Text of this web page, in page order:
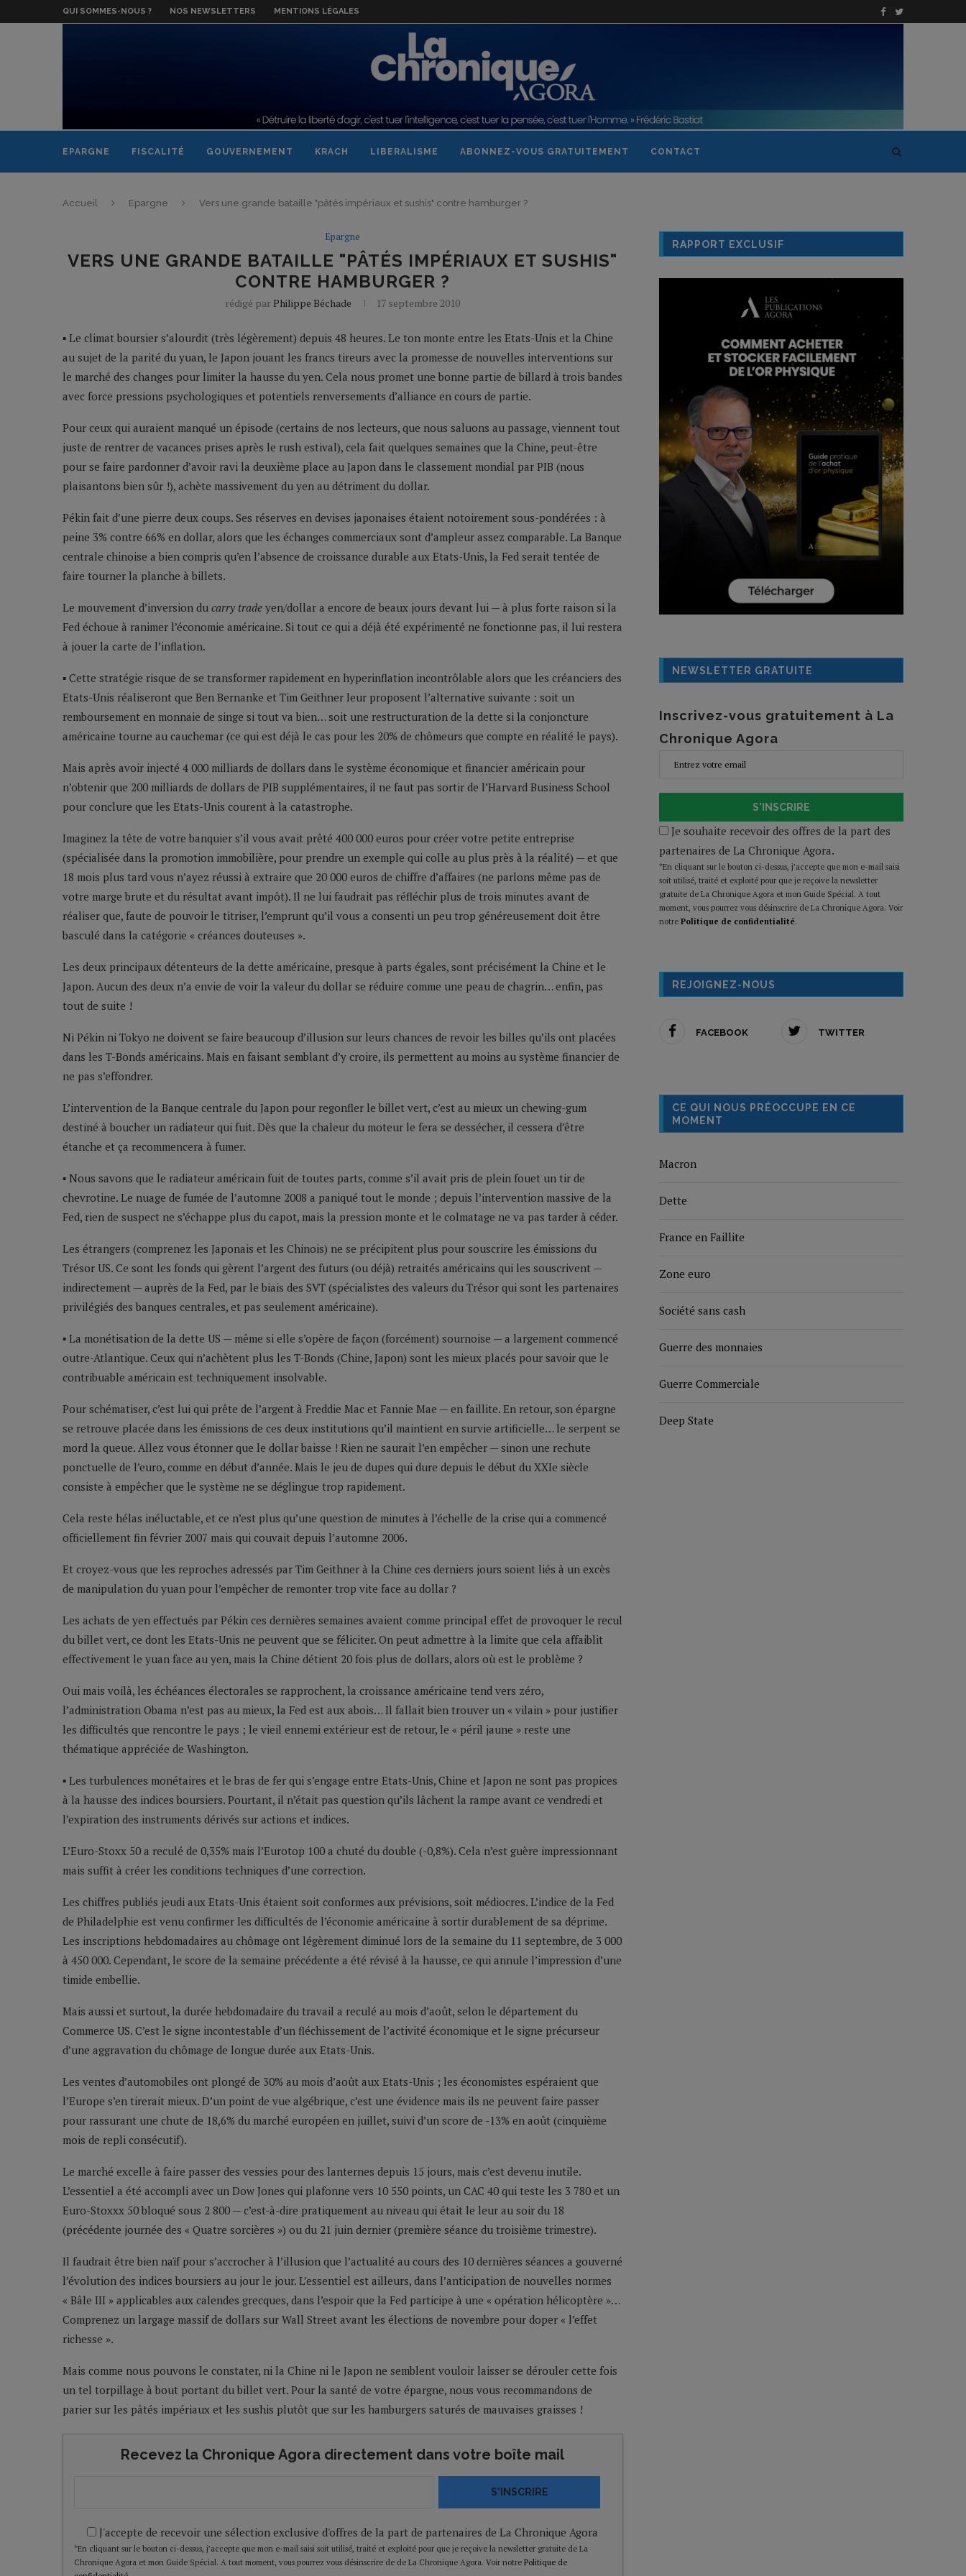
QUI SOMMES-NOUS ? NOS NEWSLETTERS MENTIONS LÉGALES
EPARGNE FISCALITÉ GOUVERNEMENT KRACH LIBERALISME ABONNEZ-VOUS GRATUITEMENT CONTACT
Accueil Epargne Vers une grande bataille "pâtés impériaux et sushis" contre hamburger ?
Epargne
VERS UNE GRANDE BATAILLE "PÂTÉS IMPÉRIAUX ET SUSHIS"
CONTRE HAMBURGER ?
rédigé par Philippe Béchade 17 septembre 2010
▪ Le climat boursier s’alourdit (très légèrement) depuis 48 heures. Le ton monte entre les Etats-Unis et la Chine
au sujet de la parité du yuan, le Japon jouant les francs tireurs avec la promesse de nouvelles interventions sur
le marché des changes pour limiter la hausse du yen. Cela nous promet une bonne partie de billard à trois bandes
avec force pressions psychologiques et potentiels renversements d’alliance en cours de partie.
Pour ceux qui auraient manqué un épisode (certains de nos lecteurs, que nous saluons au passage, viennent tout
juste de rentrer de vacances prises après le rush estival), cela fait quelques semaines que la Chine, peut-être
pour se faire pardonner d’avoir ravi la deuxième place au Japon dans le classement mondial par PIB (nous
plaisantons bien sûr !), achète massivement du yen au détriment du dollar.
Pékin fait d’une pierre deux coups. Ses réserves en devises japonaises étaient notoirement sous-pondérées : à
peine 3% contre 66% en dollar, alors que les échanges commerciaux sont d’ampleur assez comparable. La Banque
centrale chinoise a bien compris qu’en l’absence de croissance durable aux Etats-Unis, la Fed serait tentée de
faire tourner la planche à billets.
Le mouvement d’inversion du carry trade yen/dollar a encore de beaux jours devant lui — à plus forte raison si la
Fed échoue à ranimer l’économie américaine. Si tout ce qui a déjà été expérimenté ne fonctionne pas, il lui restera
à jouer la carte de l’inflation.
▪ Cette stratégie risque de se transformer rapidement en hyperinflation incontrôlable alors que les créanciers des
Etats-Unis réaliseront que Ben Bernanke et Tim Geithner leur proposent l’alternative suivante : soit un
remboursement en monnaie de singe si tout va bien… soit une restructuration de la dette si la conjoncture
américaine tourne au cauchemar (ce qui est déjà le cas pour les 20% de chômeurs que compte en réalité le pays).
Mais après avoir injecté 4 000 milliards de dollars dans le système économique et financier américain pour
n’obtenir que 200 milliards de dollars de PIB supplémentaires, il ne faut pas sortir de l’Harvard Business School
pour conclure que les Etats-Unis courent à la catastrophe.
Imaginez la tête de votre banquier s’il vous avait prêté 400 000 euros pour créer votre petite entreprise
(spécialisée dans la promotion immobilière, pour prendre un exemple qui colle au plus près à la réalité) — et que
18 mois plus tard vous n’ayez réussi à extraire que 20 000 euros de chiffre d’affaires (ne parlons même pas de
votre marge brute et du résultat avant impôt). Il ne lui faudrait pas réfléchir plus de trois minutes avant de
réaliser que, faute de pouvoir le titriser, l’emprunt qu’il vous a consenti un peu trop généreusement doit être
basculé dans la catégorie « créances douteuses ».
Les deux principaux détenteurs de la dette américaine, presque à parts égales, sont précisément la Chine et le
Japon. Aucun des deux n’a envie de voir la valeur du dollar se réduire comme une peau de chagrin… enfin, pas
tout de suite !
Ni Pékin ni Tokyo ne doivent se faire beaucoup d’illusion sur leurs chances de revoir les billes qu’ils ont placées
dans les T-Bonds américains. Mais en faisant semblant d’y croire, ils permettent au moins au système financier de
ne pas s’effondrer.
L’intervention de la Banque centrale du Japon pour regonfler le billet vert, c’est au mieux un chewing-gum
destiné à boucher un radiateur qui fuit. Dès que la chaleur du moteur le fera se dessécher, il cessera d’être
étanche et ça recommencera à fumer.
▪ Nous savons que le radiateur américain fuit de toutes parts, comme s’il avait pris de plein fouet un tir de
chevrotine. Le nuage de fumée de l’automne 2008 a paniqué tout le monde ; depuis l’intervention massive de la
Fed, rien de suspect ne s’échappe plus du capot, mais la pression monte et le colmatage ne va pas tarder à céder.
Les étrangers (comprenez les Japonais et les Chinois) ne se précipitent plus pour souscrire les émissions du
Trésor US. Ce sont les fonds qui gèrent l’argent des futurs (ou déjà) retraités américains qui les souscrivent —
indirectement — auprès de la Fed, par le biais des SVT (spécialistes des valeurs du Trésor qui sont les partenaires
privilégiés des banques centrales, et pas seulement américaine).
▪ La monétisation de la dette US — même si elle s’opère de façon (forcément) sournoise — a largement commencé
outre-Atlantique. Ceux qui n’achètent plus les T-Bonds (Chine, Japon) sont les mieux placés pour savoir que le
contribuable américain est techniquement insolvable.
Pour schématiser, c’est lui qui prête de l’argent à Freddie Mac et Fannie Mae — en faillite. En retour, son épargne
se retrouve placée dans les émissions de ces deux institutions qu’il maintient en survie artificielle… le serpent se
mord la queue. Allez vous étonner que le dollar baisse ! Rien ne saurait l’en empêcher — sinon une rechute
ponctuelle de l’euro, comme en début d’année. Mais le jeu de dupes qui dure depuis le début du XXIe siècle
consiste à empêcher que le système ne se déglingue trop rapidement.
Cela reste hélas inéluctable, et ce n’est plus qu’une question de minutes à l’échelle de la crise qui a commencé
officiellement fin février 2007 mais qui couvait depuis l’automne 2006.
Et croyez-vous que les reproches adressés par Tim Geithner à la Chine ces derniers jours soient liés à un excès
de manipulation du yuan pour l’empêcher de remonter trop vite face au dollar ?
Les achats de yen effectués par Pékin ces dernières semaines avaient comme principal effet de provoquer le recul
du billet vert, ce dont les Etats-Unis ne peuvent que se féliciter. On peut admettre à la limite que cela affaiblit
effectivement le yuan face au yen, mais la Chine détient 20 fois plus de dollars, alors où est le problème ?
Oui mais voilà, les échéances électorales se rapprochent, la croissance américaine tend vers zéro,
l’administration Obama n’est pas au mieux, la Fed est aux abois… Il fallait bien trouver un « vilain » pour justifier
les difficultés que rencontre le pays ; le vieil ennemi extérieur est de retour, le « péril jaune » reste une
thématique appréciée de Washington.
▪ Les turbulences monétaires et le bras de fer qui s’engage entre Etats-Unis, Chine et Japon ne sont pas propices
à la hausse des indices boursiers. Pourtant, il n’était pas question qu’ils lâchent la rampe avant ce vendredi et
l’expiration des instruments dérivés sur actions et indices.
L’Euro-Stoxx 50 a reculé de 0,35% mais l’Eurotop 100 a chuté du double (-0,8%). Cela n’est guère impressionnant
mais suffit à créer les conditions techniques d’une correction.
Les chiffres publiés jeudi aux Etats-Unis étaient soit conformes aux prévisions, soit médiocres. L’indice de la Fed
de Philadelphie est venu confirmer les difficultés de l’économie américaine à sortir durablement de sa déprime.
Les inscriptions hebdomadaires au chômage ont légèrement diminué lors de la semaine du 11 septembre, de 3 000
à 450 000. Cependant, le score de la semaine précédente a été révisé à la hausse, ce qui annule l’impression d’une
timide embellie.
Mais aussi et surtout, la durée hebdomadaire du travail a reculé au mois d’août, selon le département du
Commerce US. C’est le signe incontestable d’un fléchissement de l’activité économique et le signe précurseur
d’une aggravation du chômage de longue durée aux Etats-Unis.
Les ventes d’automobiles ont plongé de 30% au mois d’août aux Etats-Unis ; les économistes espéraient que
l’Europe s’en tirerait mieux. D’un point de vue algébrique, c’est une évidence mais ils ne peuvent faire passer
pour rassurant une chute de 18,6% du marché européen en juillet, suivi d’un score de -13% en août (cinquième
mois de repli consécutif).
Le marché excelle à faire passer des vessies pour des lanternes depuis 15 jours, mais c’est devenu inutile.
L’essentiel a été accompli avec un Dow Jones qui plafonne vers 10 550 points, un CAC 40 qui teste les 3 780 et un
Euro-Stoxxx 50 bloqué sous 2 800 — c’est-à-dire pratiquement au niveau qui était le leur au soir du 18
(précédente journée des « Quatre sorcières ») ou du 21 juin dernier (première séance du troisième trimestre).
Il faudrait être bien naïf pour s’accrocher à l’illusion que l’actualité au cours des 10 dernières séances a gouverné
l’évolution des indices boursiers au jour le jour. L’essentiel est ailleurs, dans l’anticipation de nouvelles normes
« Bâle III » applicables aux calendes grecques, dans l’espoir que la Fed participe à une « opération hélicoptère »…
Comprenez un largage massif de dollars sur Wall Street avant les élections de novembre pour doper « l’effet
richesse ».
Mais comme nous pouvons le constater, ni la Chine ni le Japon ne semblent vouloir laisser se dérouler cette fois
un tel torpillage à bout portant du billet vert. Pour la santé de votre épargne, nous vous recommandons de
parier sur les pâtés impériaux et les sushis plutôt que sur les hamburgers saturés de mauvaises graisses !
Recevez la Chronique Agora directement dans votre boîte mail
S'INSCRIRE
J'accepte de recevoir une sélection exclusive d'offres de la part de partenaires de La Chronique Agora
*En cliquant sur le bouton ci-dessus, j’accepte que mon e-mail saisi soit utilisé, traité et exploité pour que je reçoive la newsletter gratuite de La
Chronique Agora et mon Guide Spécial. A tout moment, vous pourrez vous désinscrire de de La Chronique Agora. Voir notre Politique de
RAPPORT EXCLUSIF
NEWSLETTER GRATUITE
Inscrivez-vous gratuitement à La
Chronique Agora
S'INSCRIRE
Je souhaite recevoir des offres de la part des
partenaires de La Chronique Agora.
*En cliquant sur le bouton ci-dessus, j’accepte que mon e-mail saisi
soit utilisé, traité et exploité pour que je reçoive la newsletter
gratuite de La Chronique Agora et mon Guide Spécial. A tout
moment, vous pourrez vous désinscrire de La Chronique Agora. Voir
notre Politique de confidentialité.
REJOIGNEZ-NOUS
FACEBOOK TWITTER
CE QUI NOUS PRÉOCCUPE EN CE
MOMENT
Macron
Dette
France en Faillite
Zone euro
Société sans cash
Guerre des monnaies
Guerre Commerciale
Deep State